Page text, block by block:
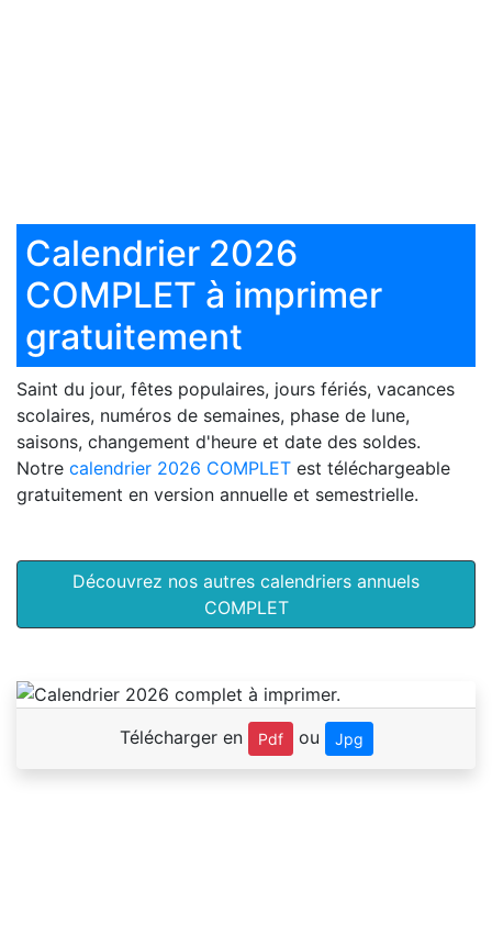
Calendrier 2026
COMPLET à imprimer
gratuitement
Saint du jour, fêtes populaires, jours fériés, vacances
scolaires, numéros de semaines, phase de lune,
saisons, changement d'heure et date des soldes.
Notre calendrier 2026 COMPLET est téléchargeable
gratuitement en version annuelle et semestrielle.
Découvrez nos autres calendriers annuels
COMPLET
Télécharger en Pdf ou Jpg